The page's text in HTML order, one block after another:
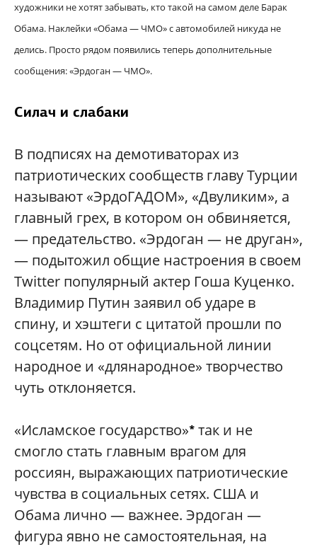
художники не хотят забывать, кто такой на самом деле Барак
Обама. Наклейки «Обама — ЧМО» с автомобилей никуда не
делись. Просто рядом появились теперь дополнительные
сообщения: «Эрдоган — ЧМО».
Силач и слабаки
В подписях на демотиваторах из
патриотических сообществ главу Турции
называют «ЭрдоГАДОМ», «Двуликим», а
главный грех, в котором он обвиняется,
— предательство. «Эрдоган — не друган»,
— подытожил общие настроения в своем
Twitter популярный актер Гоша Куценко.
Владимир Путин заявил об ударе в
спину, и хэштеги с цитатой прошли по
соцсетям. Но от официальной линии
народное и «длянародное» творчество
чуть отклоняется.
«Исламское государство»*так и не
смогло стать главным врагом для
россиян, выражающих патриотические
чувства в социальных сетях. США и
Обама лично — важнее. Эрдоган —
фигура явно не самостоятельная, на